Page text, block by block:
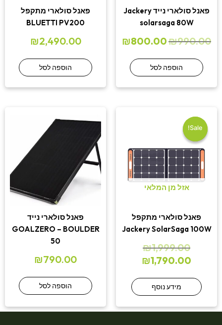
פאנל סולארי נייד Jackery
solarsaga 80W
₪990.00
₪800.00
הוספה לסל
פאנל סולארי מתקפל
BLUETTI PV200
₪2,490.00
הוספה לסל
Sale!
אזל מן המלאי
Sale!
פאנל סולארי מתקפל
Jackery SolarSaga 100W
₪1,999.00
₪1,790.00
מידע נוסף
פאנל סולארי נייד
GOALZERO – BOULDER
50
₪790.00
הוספה לסל